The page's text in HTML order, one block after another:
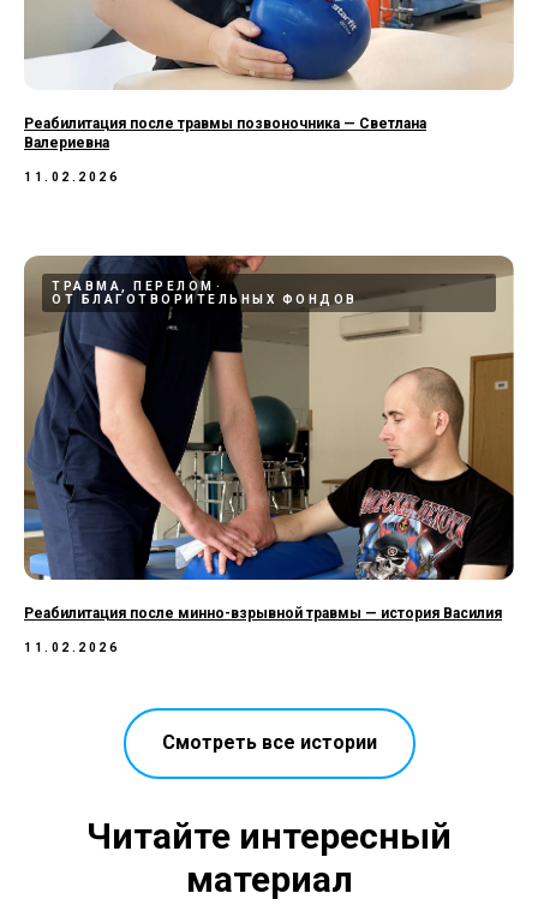
Реабилитация после травмы позвоночника — Светлана
Валериевна
11.02.2026
ТРАВМА, ПЕРЕЛОМ
ОТ БЛАГОТВОРИТЕЛЬНЫХ ФОНДОВ
Реабилитация после минно-взрывной травмы — история Василия
11.02.2026
Смотреть все истории
Читайте интересный
материал